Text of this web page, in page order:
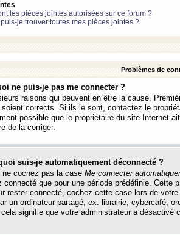
les pièces jointes autorisées sur ce forum ?
je trouver toutes mes pièces jointes ?
Problèmes de
ne puis-je pas me connecter ?
raisons qui peuvent en être la cause.
corrects. Si ils le sont, contactez le
possible que le propriétaire du site Internet
de la corriger.
suis-je automatiquement déconnecté ?
ne cochez pas la case Me connecter
connecté que pour une période prédéfinie. Cette
rester connecté, cochez cette case lors de
un ordinateur partagé, ex. librairie, cybercafé,
signifie que votre administrateur a désactivé